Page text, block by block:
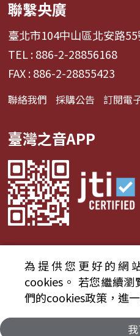
聯繫央廣
臺北市104中山區北安路
TEL : 886-2-28856168
FAX : 886-2-28855423
聯絡我們 採購公告 訂閱電
臺灣之音APP
© 2024財團法人中
資通安全政策聲明
服
為提供您更好的網
cookies。 若您繼續瀏
們的cookies政策，進